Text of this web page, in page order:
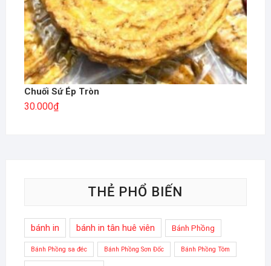
Chuối Sứ Ép Tròn
30.000₫
THẺ PHỔ BIẾN
bánh in bánh in tân huê viên Bánh Phồng
Bánh Phồng sa đéc Bánh Phồng Sơn Đốc Bánh Phồng Tôm